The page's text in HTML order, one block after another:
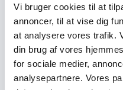
Vi bruger cookies til at
annoncer, til at vise dig
at analysere vores trafik.
din brug af vores
for sociale medier,
analysepartnere. Vores
OpEn-projekter:
materialer
Med OpEn-projekter
til at styrke viden og
udvikling i Danmark.